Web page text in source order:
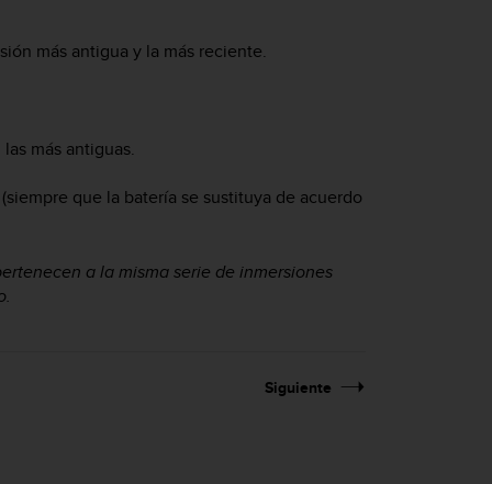
más antigua y la más reciente.
más antiguas.
que la batería se sustituya de acuerdo
a la misma serie de inmersiones
Siguiente